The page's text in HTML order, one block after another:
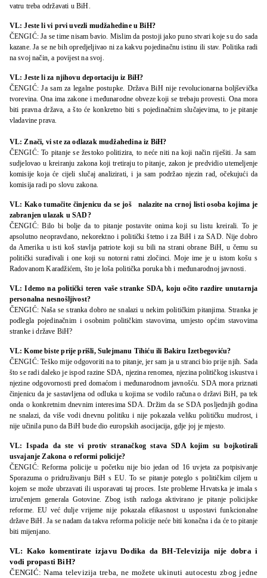
vatru treba održavati u BiH.
VL: Jeste li vi prvi uvezli mudžahedine u BiH?
ČENGIĆ: Ja se time nisam bavio. Mislim da postoji jako puno stvari koje su do sada
kazane. Ja se ne bih opredjeljivao ni za kakvu pojedinačnu istinu ili stav. Politika radi
na svoj način, a povijest na svoj.
VL: Jeste li za njihovu deportaciju iz BiH?
ČENGIĆ: Ja sam za legalne postupke. Država BiH nije revolucionarna boljševička
tvorevina. Ona ima zakone i međunarodne obveze koji se trebaju provesti. Ona mora
biti pravna država, a što će konkretno biti s pojedinačnim slučajevima, to je pitanje
vladavine prava.
VL: Znači, vi ste za odlazak mudžahedina iz BiH?
ČENGIĆ: To pitanje se žestoko politizira, to neće niti na koji način riješiti. Ja sam
sudjelovao u kreiranju zakona koji tretiraju to pitanje, zakon je predvidio utemeljenje
komisije koja će cijeli slučaj analizirati, i ja sam podržao njezin rad, očekujući da
komisija radi po slovu zakona.
VL: Kako tumačite činjenicu da se još nalazite na crnoj listi osoba kojima je
zabranjen ulazak u SAD?
ČENGIĆ: Bilo bi bolje da to pitanje postavite onima koji su listu kreirali. To je
apsolutno neopravdano, nekorektno i politički štetno i za BiH i za SAD. Nije dobro
da Amerika u isti koš stavlja patriote koji su bili na strani obrane BiH, u čemu su
politički surađivali i one koji su notorni ratni zločinci. Moje ime je u istom košu s
Radovanom Karadžićem, što je loša politička poruka bh i međunarodnoj javnosti.
VL: Idemo na politički teren vaše stranke SDA, koju očito razdire unutarnja
personalna nesnošljivost?
ČENGIĆ: Naša se stranka dobro ne snalazi u nekim političkim pitanjima. Stranka je
podlegla pojedinačnim i osobnim političkim stavovima, umjesto općim stavovima
stranke i države BiH?
VL: Kome biste prije prišli, Sulejmanu Tihiću ili Bakiru Izetbegoviću?
ČENGIĆ: Teško mije odgovoriti na to pitanje, jer sam ja u stranci bio prije njih. Sada
što se radi daleko je ispod razine SDA, njezina renomea, njezina političkog iskustva i
njezine odgovornosti pred domaćom i međunarodnom javnošću. SDA mora priznati
činjenicu da je sastavljena od odluka u kojima se vodilo računa o državi BiH, pa tek
onda o konkretnim dnevnim interesima SDA. Držim da se SDA posljednjih godina
ne snalazi, da više vodi dnevnu politiku i nije pokazala veliku političku mudrost, i
nije učinila puno da BiH bude dio europskih asocijacija, gdje joj je mjesto.
VL: Ispada da ste vi protiv stranačkog stava SDA kojim su bojkotirali
usvajanje Zakona o reformi policije?
ČENGIĆ: Reforma policije u početku nije bio jedan od 16 uvjeta za potpisivanje
Sporazuma o pridruživanju BiH s EU. To se pitanje poteglo s političkim ciljem u
kojem se može ubrzavati ili usporavati taj proces. Iste probleme Hrvatska je imala s
izručenjem generala Gotovine. Zbog istih razloga aktivirano je pitanje policijske
reforme. EU već dulje vrijeme nije pokazala efikasnost u uspostavi funkcionalne
države BiH. Ja se nadam da takva reforma policije neće biti konačna i da će to pitanje
biti mijenjano.
VL: Kako komentirate izjavu Dodika da BH-Televizija nije dobra i
vodi propasti BiH?
ČENGIĆ: Nama televizija treba, ne možete ukinuti autocestu zbog jedne